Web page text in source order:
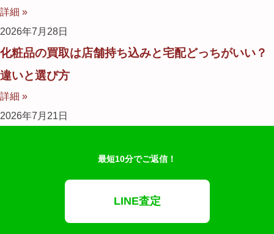
詳細 »
2026年7月28日
化粧品の買取は店舗持ち込みと宅配どっちがいい？
違いと選び方
詳細 »
2026年7月21日
最短10分でご返信！
LINE査定